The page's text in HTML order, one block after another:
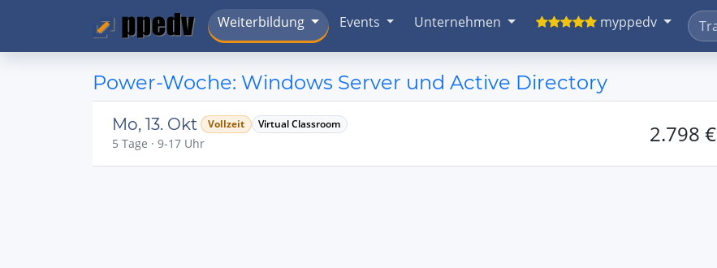
Weiterbildung Events Unternehmen myppedv
Power-Woche: Windows Server und Active Directory
Mo, 13. Okt Vollzeit Virtual Classroom
5 Tage · 9-17 Uhr 2.798 €